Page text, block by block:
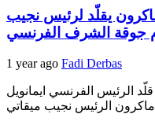
يقلّد لرئيس نجيب
جوقة الشرف الفرنسي
1 year ago Fadi Derbas
الرئيس الفرنسي ايمانويل